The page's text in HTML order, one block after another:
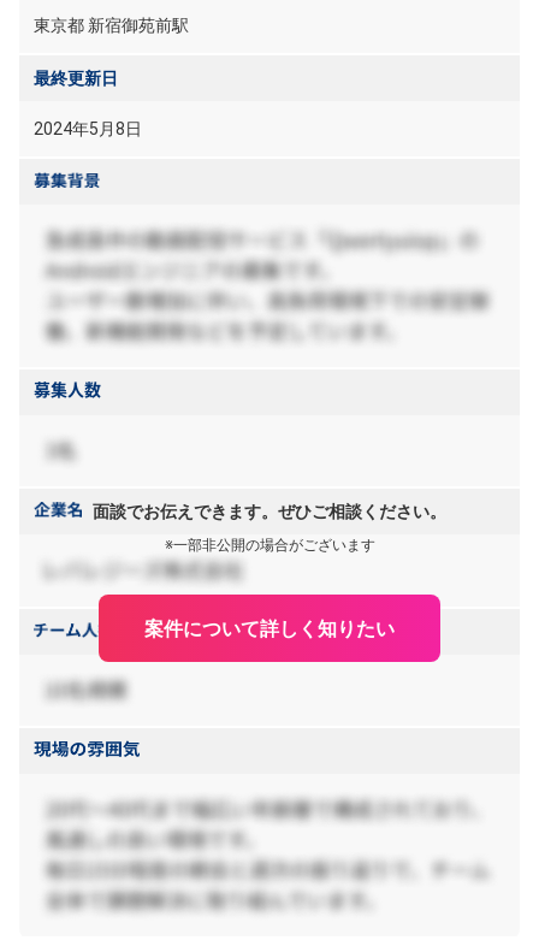
東京都 新宿御苑前駅
最終更新日
2024年5月8日
面談でお伝えできます。ぜひご相談ください。
※一部非公開の場合がございます
案件について詳しく知りたい